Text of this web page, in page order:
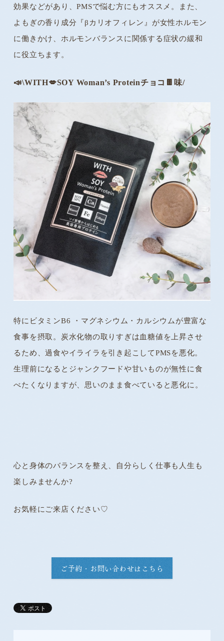
効果などがあり、PMSで悩む方にもオススメ。また、
よもぎの香り成分『βカリオフィレン』が女性ホルモン
に働きかけ、ホルモンバランスに関係する症状の緩和
に役立ちます。
📣\WITH💋SOY Woman’s Proteinチョコ🍫味/
特にビタミンB6 ・マグネシウム・カルシウムが豊富な
食事を摂取。炭水化物の取りすぎは血糖値を上昇させ
るため、過食やイライラを引き起こしてPMSを悪化。
生理前になるとジャンクフードや甘いものが無性に食
べたくなりますが、思いのまま食べていると悪化に。
心と身体のバランスを整え、自分らしく仕事も人生も
楽しみませんか?
お気軽にご来店ください♡
ご予約・お問い合わせはこちら